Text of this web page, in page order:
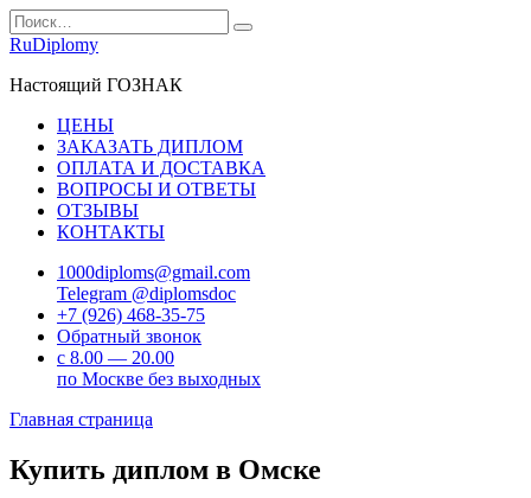
Перейти
к
содержанию
Search
for:
RuDiplomy
Настоящий ГОЗНАК
ЦЕНЫ
ЗАКАЗАТЬ ДИПЛОМ
ОПЛАТА И ДОСТАВКА
ВОПРОСЫ И ОТВЕТЫ
ОТЗЫВЫ
КОНТАКТЫ
1000diploms@gmail.com
Telegram @diplomsdoc
+7 (926) 468-35-75
Обратный звонок
с 8.00 — 20.00
по Москве без выходных
Главная страница
Купить диплом в Омске